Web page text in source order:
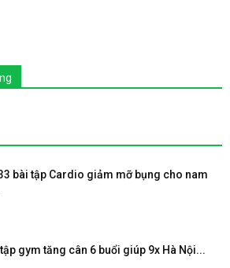
bài tập Cardio giảm mỡ bụng cho nam
gym tăng cân 6 buổi giúp 9x Hà Nội...